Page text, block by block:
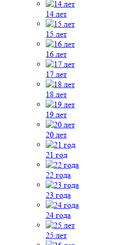
14 лет
15 лет
16 лет
17 лет
18 лет
19 лет
20 лет
21 год
22 года
23 года
24 года
25 лет